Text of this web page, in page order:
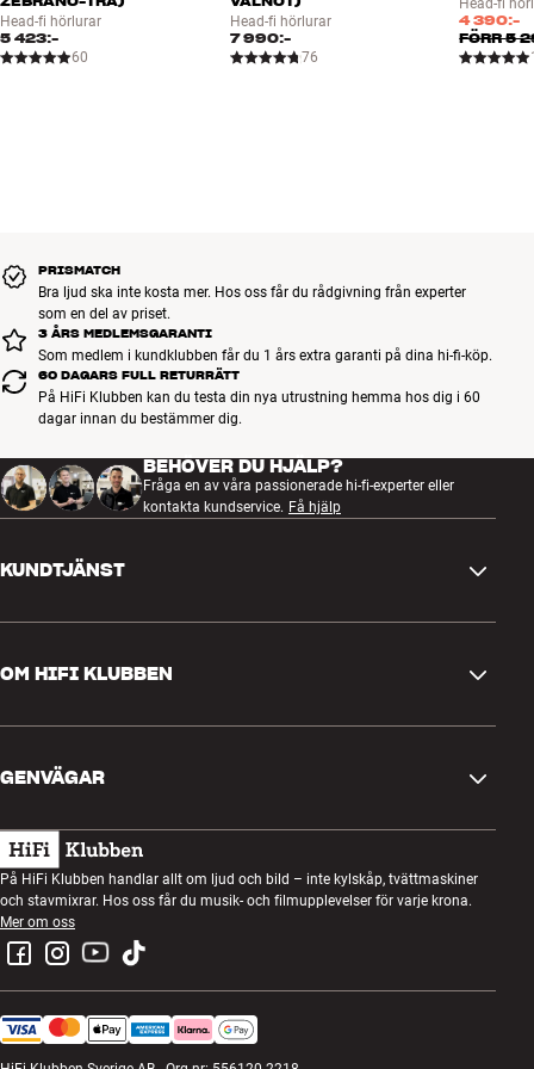
DragonFly Cobalt är utrustad med en exklusiv 24-bitars ESS D/A-
omvandlare som kan spela upp högupplösta musikfiler i upp till 24
bit/96 Hz via USB. Det här är betydligt högre än CD-kvalitet och du
Head-fi hörlurar
5 423:-
60
Head-fi hörlurar
7 990:-
76
Head-fi
4 390:-
FÖRR5
PRISMATCH
Bra ljud ska inte kosta mer. Hos oss får du rådgivning från experter
som en del av priset.
3 ÅRS MEDLEMSGARANTI
Som medlem i kundklubben får du 1 års extra garanti på dina hi-fi-köp.
60 DAGARS FULL RETURRÄTT
På HiFi Klubben kan du testa din nya utrustning hemma hos dig i 60
dagar innan du bestämmer dig.
BEHÖVER DU HJÄLP?
Fråga en av våra passionerade hi-fi-experter eller
kontakta kundservice. Få hjälp
KUNDTJÄNST
Retur och reklamation
Ångra beställning
Köpvillkor
Integritetspolicy
OM HIFI KLUBBEN
Kundklubb
Lyssnarkväll
Tävlingar
Jobb i HiFi Klubben
GENVÄGAR
Presentkort
Bygg med ljud
Montering och installation
Retur av elavfall
På HiFi Klubben handlar allt om ljud och bild – inte kylskåp, tvättmaskiner
och stavmixrar. Hos oss får du musik- och filmupplevelser för varje krona.
Mer om oss